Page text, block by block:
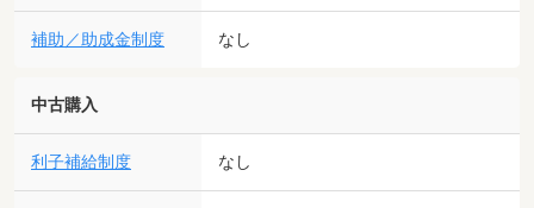
補助／助成金制度 なし
中古購入
利子補給制度 なし